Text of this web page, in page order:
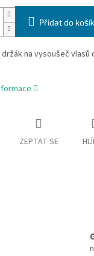
Přidat do
na vysoušeč
ZEPTAT SE